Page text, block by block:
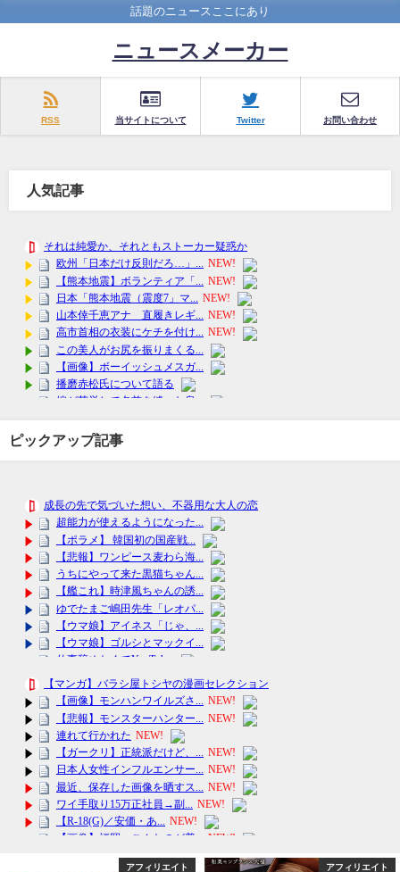
話題のニュースここにあり
ニュースメーカー
RSS 当サイトについて Twitter お問い合わせ
人気記事
ピックアップ記事
アフィリエイト アフィリエイト